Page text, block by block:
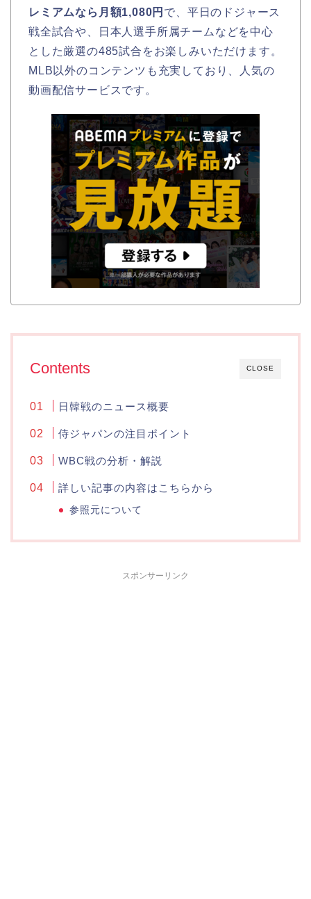
レミアムなら月額1,080円 で、平日のドジャース
戦全試合や、日本人選手所属チームなどを中心
とした厳選の485試合をお楽しみいただけます。
MLB以外のコンテンツも充実しており、人気の
動画配信サービスです。
CLOSE
Contents
日韓戦のニュース概要
侍ジャパンの注目ポイント
WBC戦の分析・解説
詳しい記事の内容はこちらから
参照元について
スポンサーリンク